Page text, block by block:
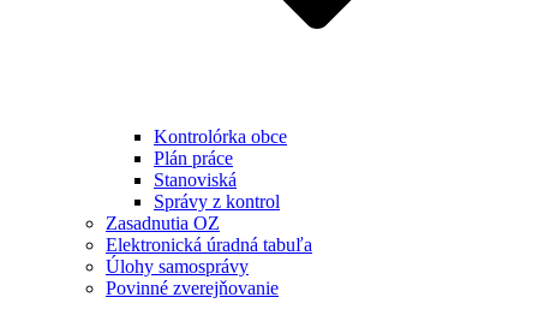
Kontrolórka obce
Plán práce
Stanoviská
Správy z kontrol
Zasadnutia OZ
Elektronická úradná tabuľa
Úlohy samosprávy
Povinné zverejňovanie